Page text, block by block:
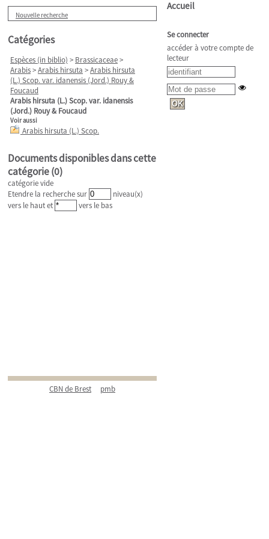
Nouvelle recherche
Catégories
Espèces (in biblio) > Brassicaceae>
Arabis>Arabis hirsuta >Arabis hirsuta
(L.) Scop. var. idanensis (Jord.) Rouy &
Foucaud
Arabis hirsuta (L.) Scop. var. idanensis
(Jord.) Rouy & Foucaud
Voir aussi
Arabis hirsuta (L.) Scop.
Documents disponibles dans cette
catégorie (0)
catégorie vide
Etendre la recherche sur
niveau(x)
vers le haut et
vers le bas
CBN de Brest pmb
Accueil
Se connecter
accéder à votre compte de
lecteur